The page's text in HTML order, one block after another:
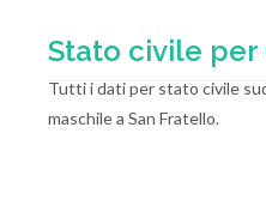
Stato civile per
Tutti i dati per stato civile
maschile a San Fratello.